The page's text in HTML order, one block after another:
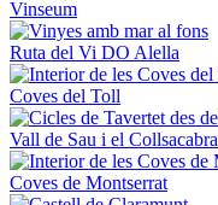
Vinseum
Ruta del Vi DO Alella
Coves del Toll
Vall de Sau i el Collsacabra
Coves de Montserrat